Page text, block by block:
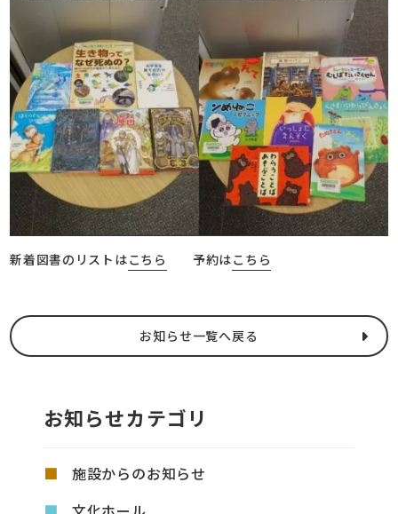
新着図書のリストはこちら 予約はこちら
お知らせ一覧へ戻る
お知らせカテゴリ
施設からのお知らせ